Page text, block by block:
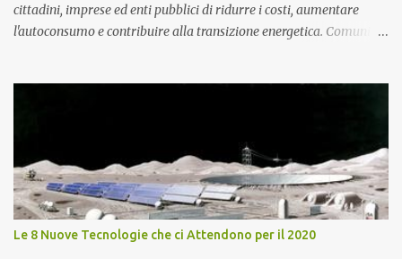
cittadini, imprese ed enti pubblici di ridurre i costi, aumentare
l'autoconsumo e contribuire alla transizione energetica. Comunità
condividere energia elettrica proveniente da fonti rinnovabili,
principalmente attraverso impianti fotovoltaici. L'obiettivo
principale delle Comunità Energetiche Rinnovabili non è il profitto,
bensì il beneficio economico, sociale e ambientale dei partecipanti.
L'energia prodotta dagli impianti viene infatti autoconsumata dai
Le 8 Nuove Tecnologie che ci Attendono per il 2020